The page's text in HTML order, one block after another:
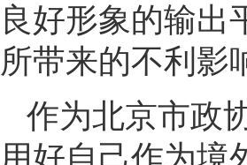
良好形象的输出
所带来的不利影
作为北京市政
用好自己作为境